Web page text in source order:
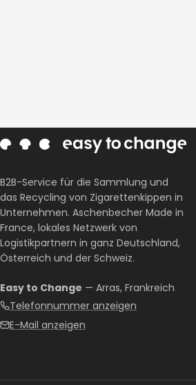
B2B-Service für die Sammlung und
das Recycling von Zigarettenkippen in
Unternehmen. Aschenbecher Made in
France, lokales Netzwerk von
Logistikpartnern in ganz Deutschland,
Österreich und der Schweiz.
Easy to Change — Arras, Frankreich
Telefonnummer anzeigen
E-Mail anzeigen